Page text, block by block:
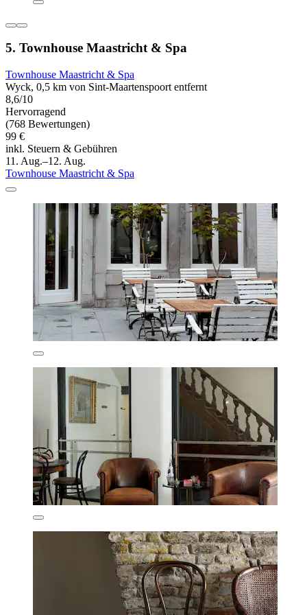
5. Townhouse Maastricht & Spa
Townhouse Maastricht & Spa
Wyck, 0,5 km von Sint-Maartenspoort entfernt
8,6/10
Hervorragend
(768 Bewertungen)
99 €
inkl. Steuern & Gebühren
11. Aug.–12. Aug.
Townhouse Maastricht & Spa